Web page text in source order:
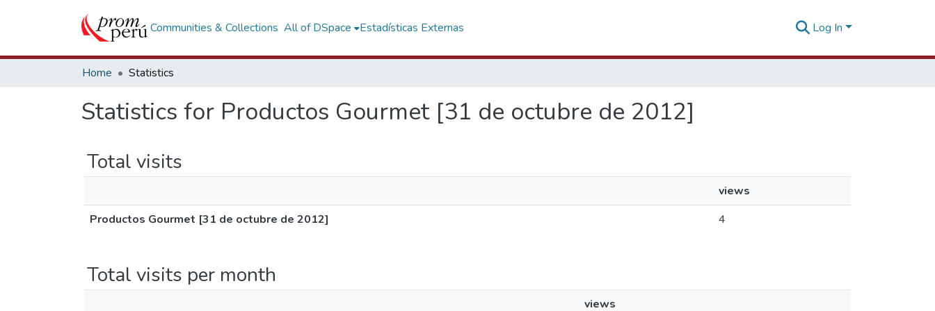
Communities & Collections All of DSpace Estadísticas Externas Log In
Home Statistics
Statistics for Productos Gourmet [31 de octubre de 2012]
Total visits
views
Productos Gourmet [31 de octubre de 2012]
4
Total visits per month
views